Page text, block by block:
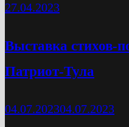
27.04.2023
Выставка стихов-
Патриот-Тула
04.07.202304.07.2023